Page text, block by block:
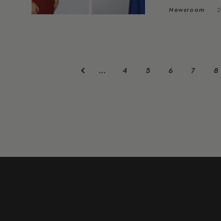
Newsroom
… 4 5 6 7 8